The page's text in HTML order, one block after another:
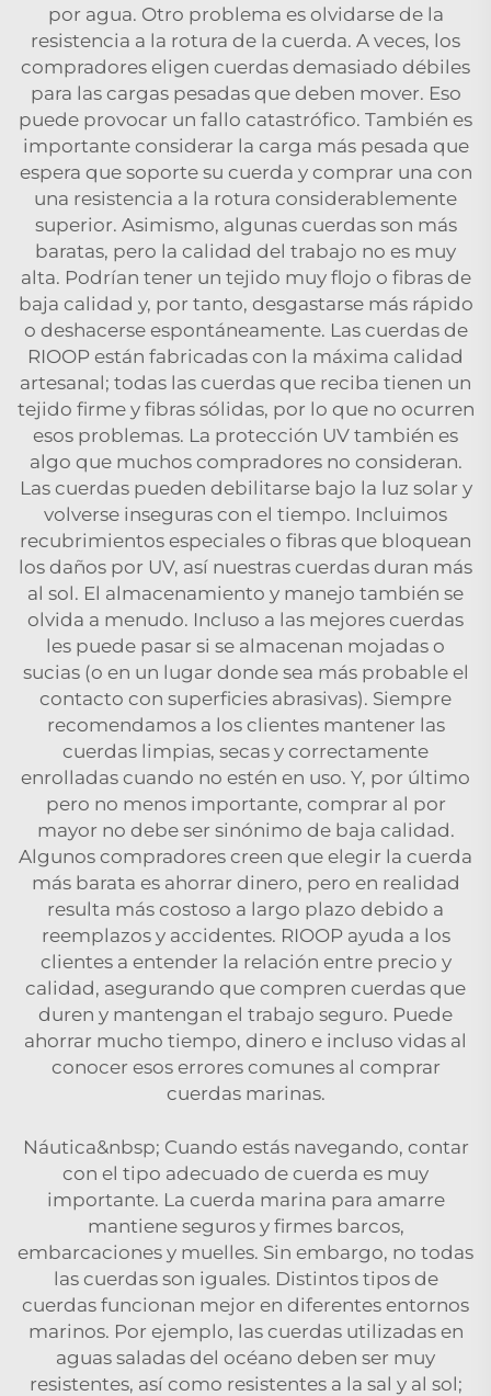
por agua. Otro problema es olvidarse de la
resistencia a la rotura de la cuerda. A veces, los
compradores eligen cuerdas demasiado débiles
para las cargas pesadas que deben mover. Eso
puede provocar un fallo catastrófico. También es
importante considerar la carga más pesada que
espera que soporte su cuerda y comprar una con
una resistencia a la rotura considerablemente
superior. Asimismo, algunas cuerdas son más
baratas, pero la calidad del trabajo no es muy
alta. Podrían tener un tejido muy flojo o fibras de
baja calidad y, por tanto, desgastarse más rápido
o deshacerse espontáneamente. Las cuerdas de
RIOOP están fabricadas con la máxima calidad
artesanal; todas las cuerdas que reciba tienen un
tejido firme y fibras sólidas, por lo que no ocurren
esos problemas. La protección UV también es
algo que muchos compradores no consideran.
Las cuerdas pueden debilitarse bajo la luz solar y
volverse inseguras con el tiempo. Incluimos
recubrimientos especiales o fibras que bloquean
los daños por UV, así nuestras cuerdas duran más
al sol. El almacenamiento y manejo también se
olvida a menudo. Incluso a las mejores cuerdas
les puede pasar si se almacenan mojadas o
sucias (o en un lugar donde sea más probable el
contacto con superficies abrasivas). Siempre
recomendamos a los clientes mantener las
cuerdas limpias, secas y correctamente
enrolladas cuando no estén en uso. Y, por último
pero no menos importante, comprar al por
mayor no debe ser sinónimo de baja calidad.
Algunos compradores creen que elegir la cuerda
más barata es ahorrar dinero, pero en realidad
resulta más costoso a largo plazo debido a
reemplazos y accidentes. RIOOP ayuda a los
clientes a entender la relación entre precio y
calidad, asegurando que compren cuerdas que
duren y mantengan el trabajo seguro. Puede
ahorrar mucho tiempo, dinero e incluso vidas al
conocer esos errores comunes al comprar
cuerdas marinas.
Náutica&nbsp; Cuando estás navegando, contar
con el tipo adecuado de cuerda es muy
importante. La cuerda marina para amarre
mantiene seguros y firmes barcos,
embarcaciones y muelles. Sin embargo, no todas
las cuerdas son iguales. Distintos tipos de
cuerdas funcionan mejor en diferentes entornos
marinos. Por ejemplo, las cuerdas utilizadas en
aguas saladas del océano deben ser muy
resistentes, así como resistentes a la sal y al sol;